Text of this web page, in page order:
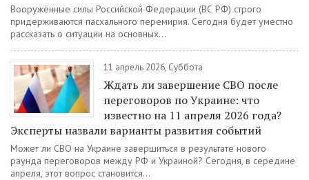
Вооружённые силы Российской Федерации (ВС РФ) строго
придерживаются пасхального перемирия. Сегодня будет уместно
рассказать о ситуации на основных...
11 апрель 2026, Суббота
Ждать ли завершение СВО после
переговоров по Украине: что
известно на 11 апреля 2026 года?
Эксперты назвали варианты развития событий
Может ли СВО на Украине завершиться в результате нового
раунда переговоров между РФ и Украиной? Сегодня, в середине
апреля, этот вопрос становится...